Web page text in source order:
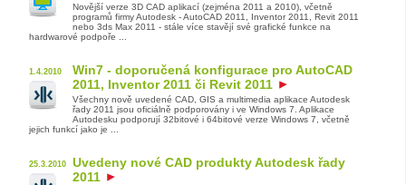
Novější verze 3D CAD aplikací (zejména 2011 a 2010), včetně
programů firmy Autodesk - AutoCAD 2011, Inventor 2011, Revit 2011
nebo 3ds Max 2011 - stále více stavějí své grafické funkce na
hardwarové podpoře ...
1.4.2010
Win7 - doporučená konfigurace pro AutoCAD
2011, Inventor 2011 či Revit 2011
Všechny nově uvedené CAD, GIS a multimedia aplikace Autodesk
řady 2011 jsou oficiálně podporovány i ve Windows 7. Aplikace
Autodesku podporují 32bitové i 64bitové verze Windows 7, včetně
jejich funkcí jako je ...
25.3.2010
Uvedeny nové CAD produkty Autodesk řady
2011